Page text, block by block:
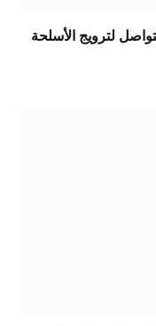
لترويج الأسلحة